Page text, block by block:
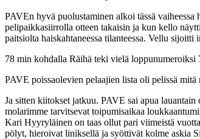
PAVEn hyvä puolustaminen alkoi tässä
pelipaikkasiirrolla otteen takaisin ja kun kello
paitsiolta haiskahtaneessa tilanteessa. Vellu
78 min kohdalla Räihä teki vielä loppunumeroiksi
PAVE poissaolevien pelaajien lista oli pelissä
Ja sitten kiitokset jatkuu. PAVE sai apua
molarimme tarvitsevat toipumisaikaa
Kari Hyyryläinen on taas ollut pari viimeistä
pölyt, hieroivat liniksellä ja syöttivät kolme askia